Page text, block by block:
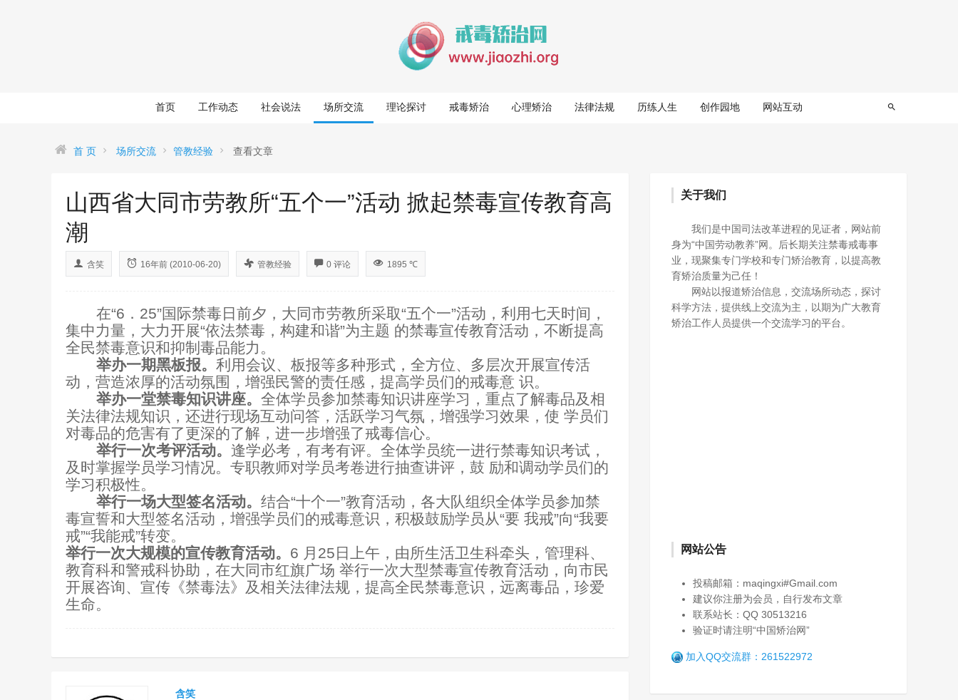
首页 工作动态 社会说法 场所交流 理论探讨 戒毒矫治 心理矫治 法律法规 历练人生 创作园地 网站互动
首 页 场所交流 管教经验 查看文章
山西省大同市劳教所“五个一”活动 掀起禁毒宣传教育高
潮
含笑 16年前 (2010-06-20) 管教经验 0 评论 1895 ℃
在“6 ． 25”国际禁毒日前夕，大同市劳教所采取“五个一”活动，利用七天时间，
集中力量，大力开展“依法禁毒，构建和谐”为主题 的禁毒宣传教育活动， 不断提高
全民禁毒意识和抑制毒品能力。
举办一期黑板报。 利用会议、板报等多种形式，全方位、 多层次开展宣传活
动，营造浓厚的活动氛围，增强民警的责任感， 提高学员们的戒毒意 识。
举办一堂禁毒知识讲座。 全体学员参加禁毒知识讲座学习， 重点了解毒品及相
关法律法规知识，还进行现场互动问答， 活跃学习气氛，增强学习效果， 使 学员们
对毒品的危害有了更深的了解，进一步增强了戒毒信心。
举行一次考评活动。 逢学必考，有考有评。 全体学员统一进行禁毒知识考试，
及时掌握学员学习情况。 专职教师对学员考卷进行抽查讲评， 鼓 励和调动学员们的
学习积极性。
举行一场大型签名活动。 结合“十个一”教育活动， 各大队组织全体学员参加禁
毒宣誓和大型签名活动， 增强学员们的戒毒意识，积极鼓励学员从“要 我戒”向“我要
戒”“我能戒”转变。
举行一次大规模的宣传教育活动。 6 月 25 日上午，由所生活卫生科牵头，管理科、
教育科和警戒科协助， 在大同市红旗广场 举行一次大型禁毒宣传教育活动， 向市民
开展咨询、宣传《禁毒法》及相关法律法规， 提高全民禁毒意识，远离毒品，珍爱
生命。
含笑
关于我们
我们是中国司法改革进程的见证者，网站前
身为“中国劳动教养”网。后长期关注禁毒戒毒事
业，现聚集专门学校和专门矫治教育，以提高教
育矫治质量为己任！
网站以报道矫治信息，交流场所动态，探讨
科学方法，提供线上交流为主，以期为广大教育
矫治工作人员提供一个交流学习的平台。
网站公告
投稿邮箱：maqingxi#Gmail.com
建议你注册为会员，自行发布文章
联系站长：QQ 30513216
验证时请注明“中国矫治网”
加入QQ交流群：261522972